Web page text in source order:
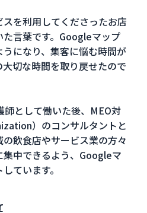
を利用してくださったお店
言葉です。Googleマップ
になり、集客に悩む時間が
切な時間を取り戻せたので
として働いた後、MEO対
）のコンサルタントと
飲食店やサービス業の方々
中できるよう、Googleマ
ています。